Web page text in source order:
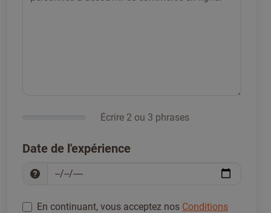
Écrire 2 ou 3 phrases
Date de l'expérience
En continuant, vous acceptez nos Conditions